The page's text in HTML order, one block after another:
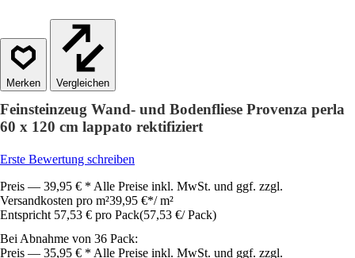
Vergleichen
Feinsteinzeug Wand- und Bodenfliese Provenza perla
60 x 120 cm lappato rektifiziert
Erste Bewertung schreiben
Preis — 39,95 € * Alle Preise inkl. MwSt. und ggf. zzgl.
Versandkosten pro m²39,95 €*/ m²
Entspricht 57,53 € pro Pack(57,53 €/ Pack)
Bei Abnahme von 36 Pack:
Preis — 35,95 € * Alle Preise inkl. MwSt. und ggf. zzgl.